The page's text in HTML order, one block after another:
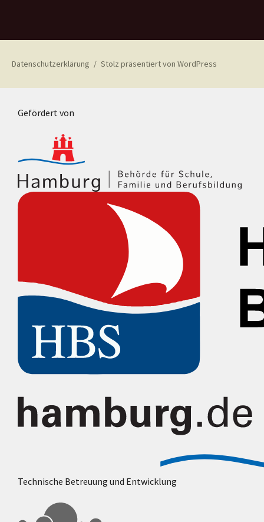
Datenschutzerklärung Stolz präsentiert von WordPress
Gefördert von
Technische Betreuung und Entwicklung